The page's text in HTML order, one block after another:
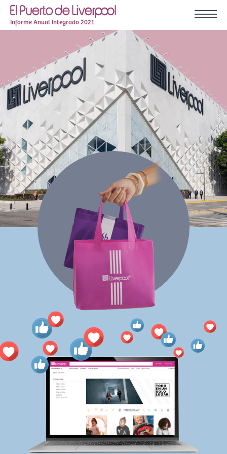
Informe Anual Integrado 2021